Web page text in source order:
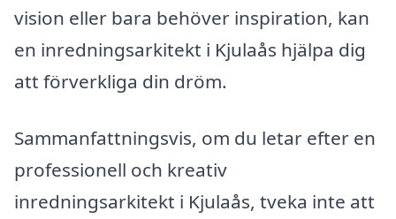
vision eller bara behöver inspiration, kan
en inredningsarkitekt i Kjulaås hjälpa dig
att förverkliga din dröm.
Sammanfattningsvis, om du letar efter en
professionell och kreativ
inredningsarkitekt i Kjulaås, tveka inte att